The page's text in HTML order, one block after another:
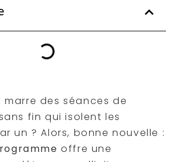
marre des séances de
fin qui isolent les
un ? Alors, bonne nouvelle :
offre une